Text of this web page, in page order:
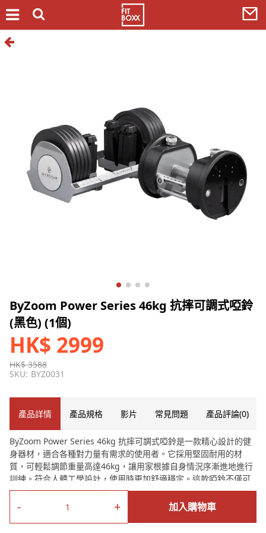
ByZoom Power Series 46kg 抗摔可調式啞鈴
(黑色) (1個)
HK$ 2999
HK$ 3588
SKU: BYZ0031
- + 加入購物車
產品詳情 產品規格 影片 常見問題 產品評論(0)
ByZoom Power Series 46kg 抗摔可調式啞鈴是一款精心設計的健
身器材，適合各種對力量有需求的使用者。它採用堅固耐用的材
質，可輕鬆調節重量高達46kg，讓用家根據自身情況序漸進地進行
訓練。符合人體工學設計，使用時更加舒適穩定。這款啞鈴不僅可
以鍛煉上肢肌群，還能有效鍛煉核心和下肢肌群，助您實現健康、